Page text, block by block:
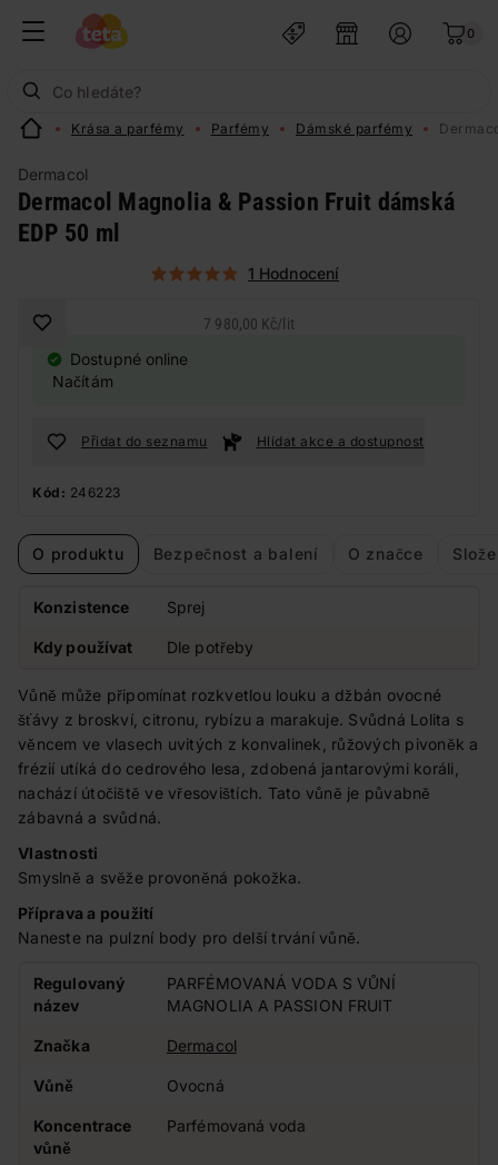
0
Krása a parfémy Parfémy Dámské parfémy
Dermacol
Dermacol Magnolia & Passion Fruit dámská
EDP 50 ml
1 Hodnocení
7 980,00 Kč/ lit
Dostupné online
Načítám
Přidat do seznamu Hlídat akce a dostupnost
Kód: 246223
O produktu Bezpečnost a balení O značce
Konzistence Sprej
Kdy používat Dle potřeby
Vůně může připomínat rozkvetlou louku a džbán ovocné
šťávy z broskví, citronu, rybízu a marakuje. Svůdná Lolita s
věncem ve vlasech uvitých z konvalinek, růžových pivoněk a
frézií utíká do cedrového lesa, zdobená jantarovými koráli,
nachází útočiště ve vřesovištích. Tato vůně je půvabně
zábavná a svůdná.
Vlastnosti
Smyslně a svěže provoněná pokožka.
Příprava a použití
Naneste na pulzní body pro delší trvání vůně.
Regulovaný
název
PARFÉMOVANÁ VODA S VŮNÍ
MAGNOLIA A PASSION FRUIT
Značka Dermacol
Vůně Ovocná
Koncentrace
vůně
Parfémovaná voda